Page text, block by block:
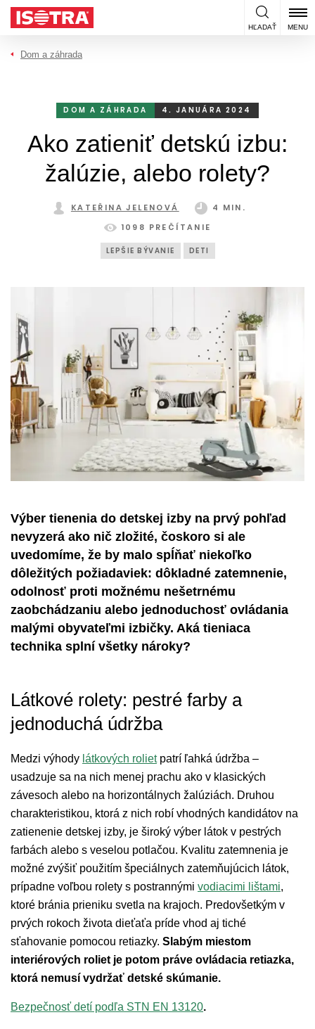
Preskočiť na obsah
HĽADAŤ MENU
Dom a záhrada
DOM A ZÁHRADA 4. JANUÁRA 2024
Ako zatieniť detskú izbu:
žalúzie, alebo rolety?
KATEŘINA JELENOVÁ
4 MIN.
1098 PREČÍTANIE
LEPŠIE BÝVANIE DETI
Výber tienenia do detskej izby na prvý pohľad
nevyzerá ako nič zložité, čoskoro si ale
uvedomíme, že by malo spĺňať niekoľko
dôležitých požiadaviek: dôkladné zatemnenie,
odolnosť proti možnému nešetrnému
zaobchádzaniu alebo jednoduchosť ovládania
malými obyvateľmi izbičky. Aká tieniaca
technika splní všetky nároky?
Látkové rolety: pestré farby a
jednoduchá údržba
Medzi výhody látkových rolietpatrí ľahká údržba –
usadzuje sa na nich menej prachu ako v klasických
závesoch alebo na horizontálnych žalúziách. Druhou
charakteristikou, ktorá z nich robí vhodných kandidátov na
zatienenie detskej izby, je široký výber látok v pestrých
farbách alebo s veselou potlačou. Kvalitu zatemnenia je
možné zvýšiť použitím špeciálnych zatemňujúcich látok,
prípadne voľbou rolety s postrannými vodiacimi lištami,
ktoré bránia prieniku svetla na krajoch. Predovšetkým v
prvých rokoch života dieťaťa príde vhod aj tiché
sťahovanie pomocou retiazky. Slabým miestom
interiérových roliet je potom práve ovládacia retiazka,
ktorá nemusí vydržať detské skúmanie.
Bezpečnosť detí podľa STN EN 13120.